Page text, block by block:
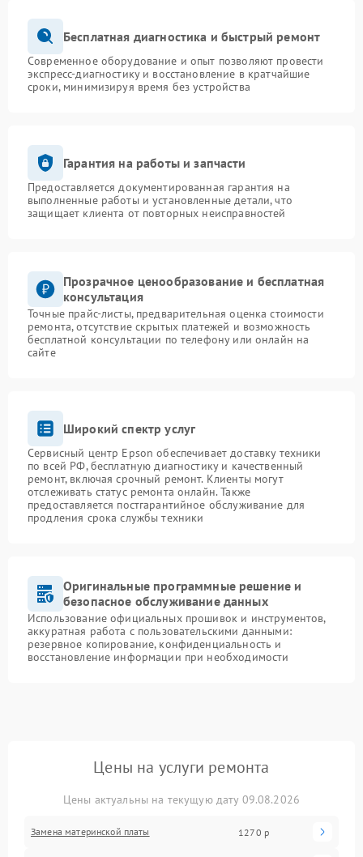
Бесплатная диагностика и быстрый ремонт
Современное оборудование и опыт позволяют провести
экспресс-диагностику и восстановление в кратчайшие
сроки, минимизируя время без устройства
Гарантия на работы и запчасти
Предоставляется документированная гарантия на
выполненные работы и установленные детали, что
защищает клиента от повторных неисправностей
Прозрачное ценообразование и бесплатная
консультация
Точные прайс-листы, предварительная оценка стоимости
ремонта, отсутствие скрытых платежей и возможность
бесплатной консультации по телефону или онлайн на
сайте
Широкий спектр услуг
Сервисный центр Epson обеспечивает доставку техники
по всей РФ, бесплатную диагностику и качественный
ремонт, включая срочный ремонт. Клиенты могут
отслеживать статус ремонта онлайн. Также
предоставляется постгарантийное обслуживание для
продления срока службы техники
Оригинальные программные решение и
безопасное обслуживание данных
Использование официальных прошивок и инструментов,
аккуратная работа с пользовательскими данными:
резервное копирование, конфиденциальность и
восстановление информации при необходимости
Цены на услуги ремонта
Цены актуальны на текущую дату 09.08.2026
Замена материнской платы 1270 р